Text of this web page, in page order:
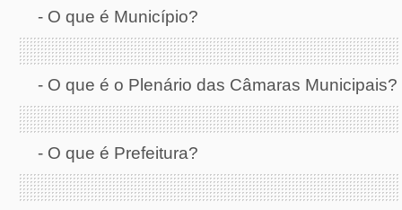
- O que é Município?
- O que é o Plenário das Câmaras Municipais?
- O que é Prefeitura?